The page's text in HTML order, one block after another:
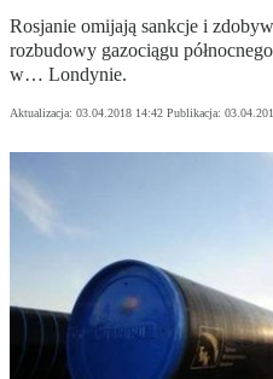
Rosjanie omijają sankcje i
rozbudowy gazociągu
w… Londynie.
Aktualizacja: 03.04.2018 14:42 Publikacja: